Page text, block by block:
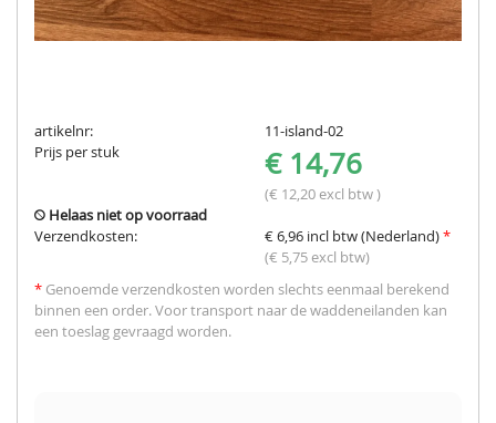
artikelnr:
11-island-02
Prijs per stuk
€ 14,76
(€ 12,20 excl btw )
Helaas niet op voorraad
Verzendkosten:
€ 6,96 incl btw (Nederland)*
(€ 5,75 excl btw)
* Genoemde verzendkosten worden slechts eenmaal berekend
binnen een order. Voor transport naar de waddeneilanden kan
een toeslag gevraagd worden.